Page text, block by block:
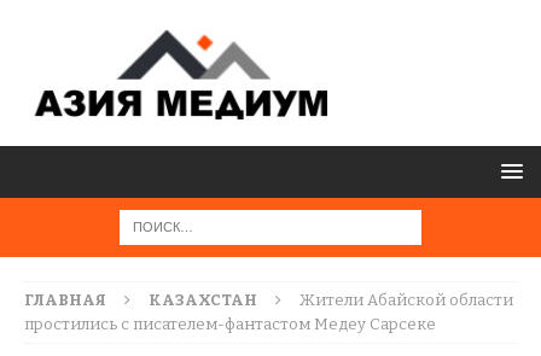
ГЛАВНАЯ КАЗАХСТАН
Жители Абайской области
простились с писателем-фантастом Медеу Сарсеке